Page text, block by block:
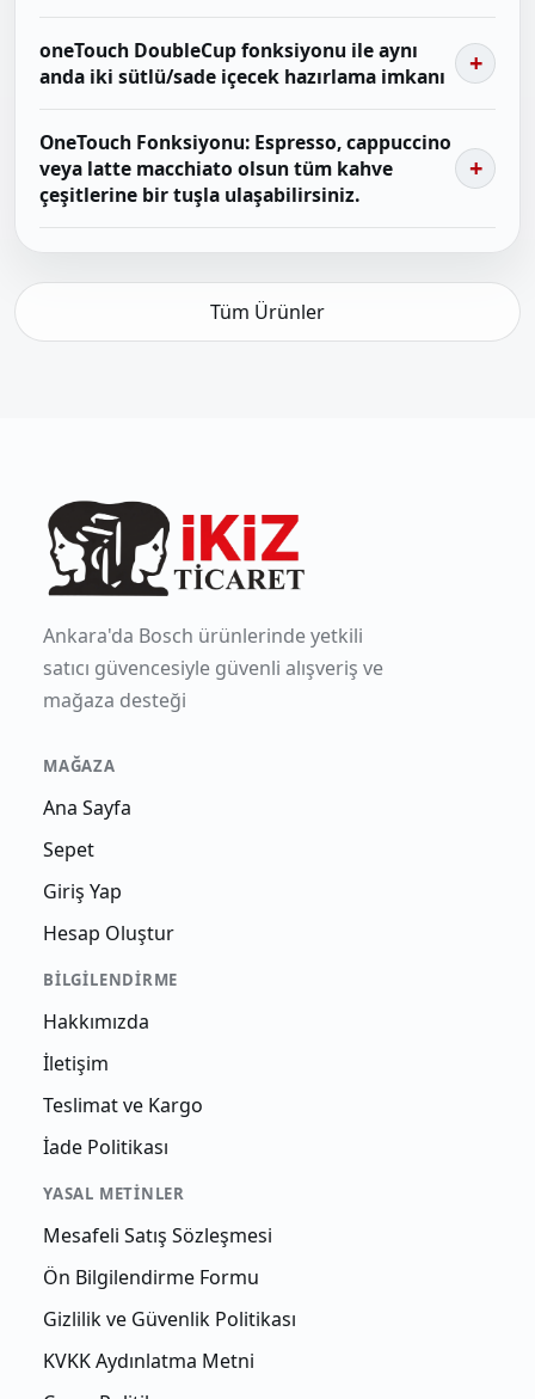
oneTouch DoubleCup fonksiyonu ile aynı
anda iki sütlü/sade içecek hazırlama imkanı
OneTouch Fonksiyonu: Espresso, cappuccino
veya latte macchiato olsun tüm kahve
çeşitlerine bir tuşla ulaşabilirsiniz.
Tüm Ürünler
Ankara'da Bosch ürünlerinde yetkili
satıcı güvencesiyle güvenli alışveriş ve
mağaza desteği
MAĞAZA
Ana Sayfa
Sepet
Giriş Yap
Hesap Oluştur
BILGILENDIRME
Hakkımızda
İletişim
Teslimat ve Kargo
İade Politikası
YASAL METINLER
Mesafeli Satış Sözleşmesi
Ön Bilgilendirme Formu
Gizlilik ve Güvenlik Politikası
KVKK Aydınlatma Metni